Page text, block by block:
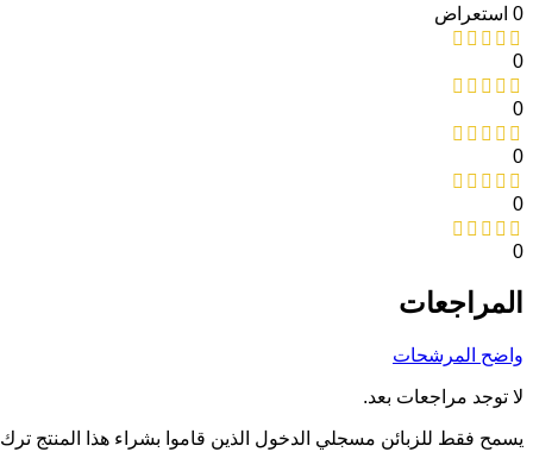
0 استعراض
0
0
0
0
0
المراجعات
واضح المرشحات
لا توجد مراجعات بعد.
يسمح فقط للزبائن مسجلي الدخول الذين قاموا بشراء هذا المنتج